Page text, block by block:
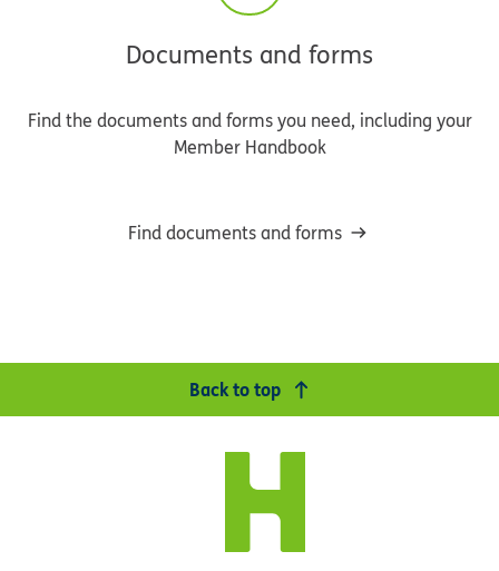
Documents and forms
Find the documents and forms you need, including your
Member Handbook
Find documents and forms
Back to top